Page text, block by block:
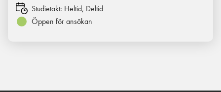
Studietakt: Heltid, Deltid
Öppen för ansökan